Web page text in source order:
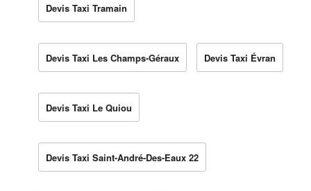
Devis Taxi Tramain
Devis Taxi Les Champs-Géraux Devis Taxi Évran
Devis Taxi Le Quiou
Devis Taxi Saint-André-Des-Eaux 22